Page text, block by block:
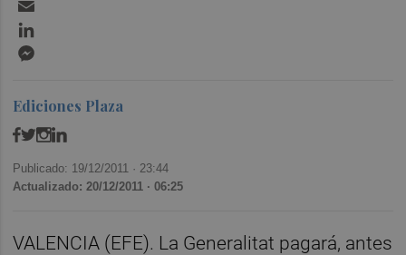
Ediciones Plaza
Publicado: 19/12/2011 · 23:44
Actualizado: 20/12/2011 · 06:25
VALENCIA (EFE). La Generalitat pagará, antes